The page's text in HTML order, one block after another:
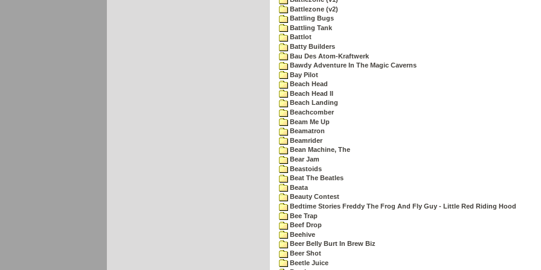
Battlezone (v2)
Battling Bugs
Battling Tank
Battlot
Batty Builders
Bau Des Atom-Kraftwerk
Bawdy Adventure In The Magic Caverns
Bay Pilot
Beach Head
Beach Head II
Beach Landing
Beachcomber
Beam Me Up
Beamatron
Beamrider
Bean Machine, The
Bear Jam
Beastoids
Beat The Beatles
Beata
Beauty Contest
Bedtime Stories Freddy The Frog And Fly Guy - Little Red Riding Hood
Bee Trap
Beef Drop
Beehive
Beer Belly Burt In Brew Biz
Beer Shot
Beetle Juice